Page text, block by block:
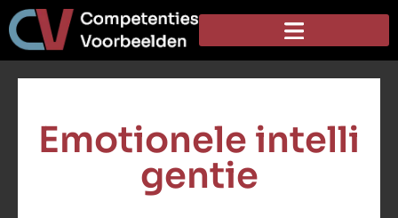
Emotionele intelli
gentie